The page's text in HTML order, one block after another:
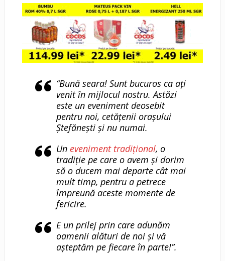
“Bună seara! Sunt bucuros ca ați
venit în mijlocul nostru. Astăzi
este un eveniment deosebit
pentru noi, cetățenii orașului
Ștefănești și nu numai.
Un eveniment tradițional, o
tradiție pe care o avem și dorim
să o ducem mai departe cât mai
mult timp, pentru a petrece
împreună aceste momente de
fericire.
E un prilej prin care adunăm
oamenii alături de noi și vă
așteptăm pe fiecare în parte!”.